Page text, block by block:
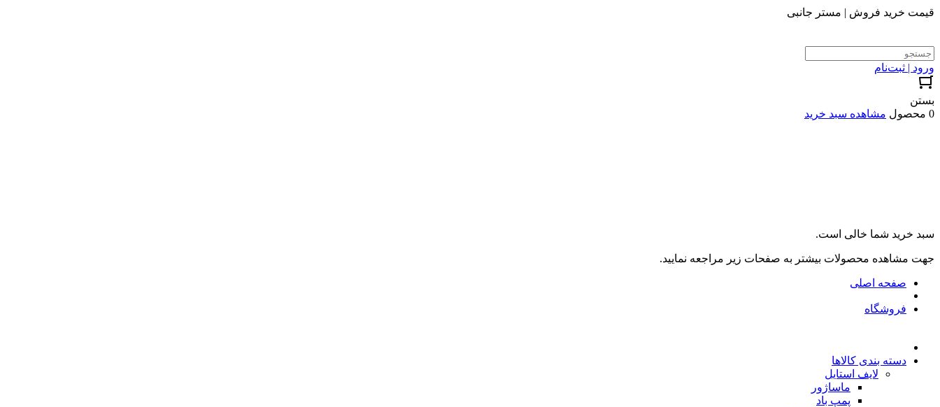
قیمت خرید فروش | مستر جانبی
ورود | ثبت‌نام
بستن
0 محصول
مشاهده سبد خرید
سبد خرید شما خالی است.
جهت مشاهده محصولات بیشتر به صفحات زیر مراجعه نمایید.
صفحه اصلی
فروشگاه
دسته بندی کالاها
لایف استایل
ماساژور
پمپ باد